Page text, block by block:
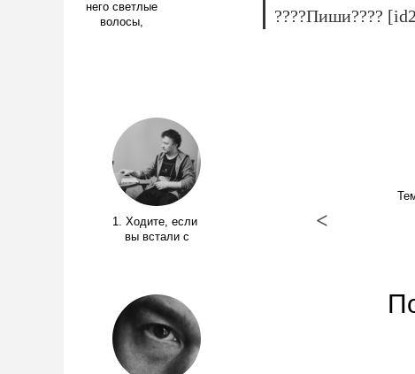
????Пиши????
<
него светлые
волосы,
1. Ходите, если
вы встали с